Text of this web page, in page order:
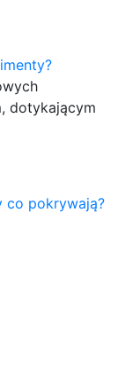
dotykającym
co pokrywają?